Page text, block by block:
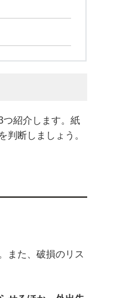
つ紹介します。紙
判断しましょう。
また、破損のリス